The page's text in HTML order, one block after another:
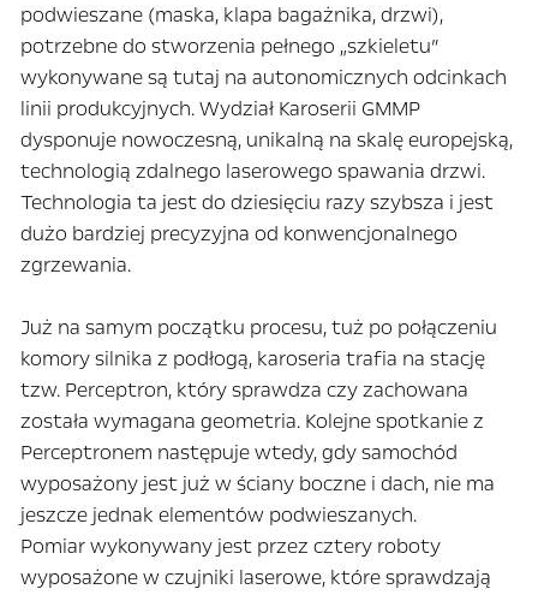
podwieszane (maska, klapa bagażnika, drzwi),
potrzebne do stworzenia pełnego „szkieletu”
wykonywane są tutaj na autonomicznych odcinkach
linii produkcyjnych. Wydział Karoserii GMMP
dysponuje nowoczesną, unikalną na skalę europejską,
technologią zdalnego laserowego spawania drzwi.
Technologia ta jest do dziesięciu razy szybsza i jest
dużo bardziej precyzyjna od konwencjonalnego
zgrzewania.
Już na samym początku procesu, tuż po połączeniu
komory silnika z podłogą, karoseria trafia na stację
tzw. Perceptron, który sprawdza czy zachowana
została wymagana geometria. Kolejne spotkanie z
Perceptronem następuje wtedy, gdy samochód
wyposażony jest już w ściany boczne i dach, nie ma
jeszcze jednak elementów podwieszanych.
Pomiar wykonywany jest przez cztery roboty
wyposażone w czujniki laserowe, które sprawdzają